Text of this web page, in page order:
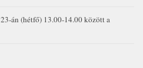
án (hétfő) 13.00-14.00 között a